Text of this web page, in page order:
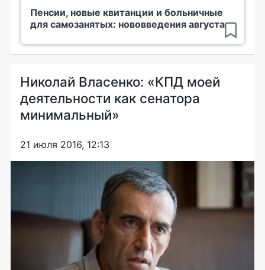
Пенсии, новые квитанции и больничные
для самозанятых: нововведения августа
Николай Власенко: «КПД моей
деятельности как сенатора
минимальный»
21 июля 2016, 12:13